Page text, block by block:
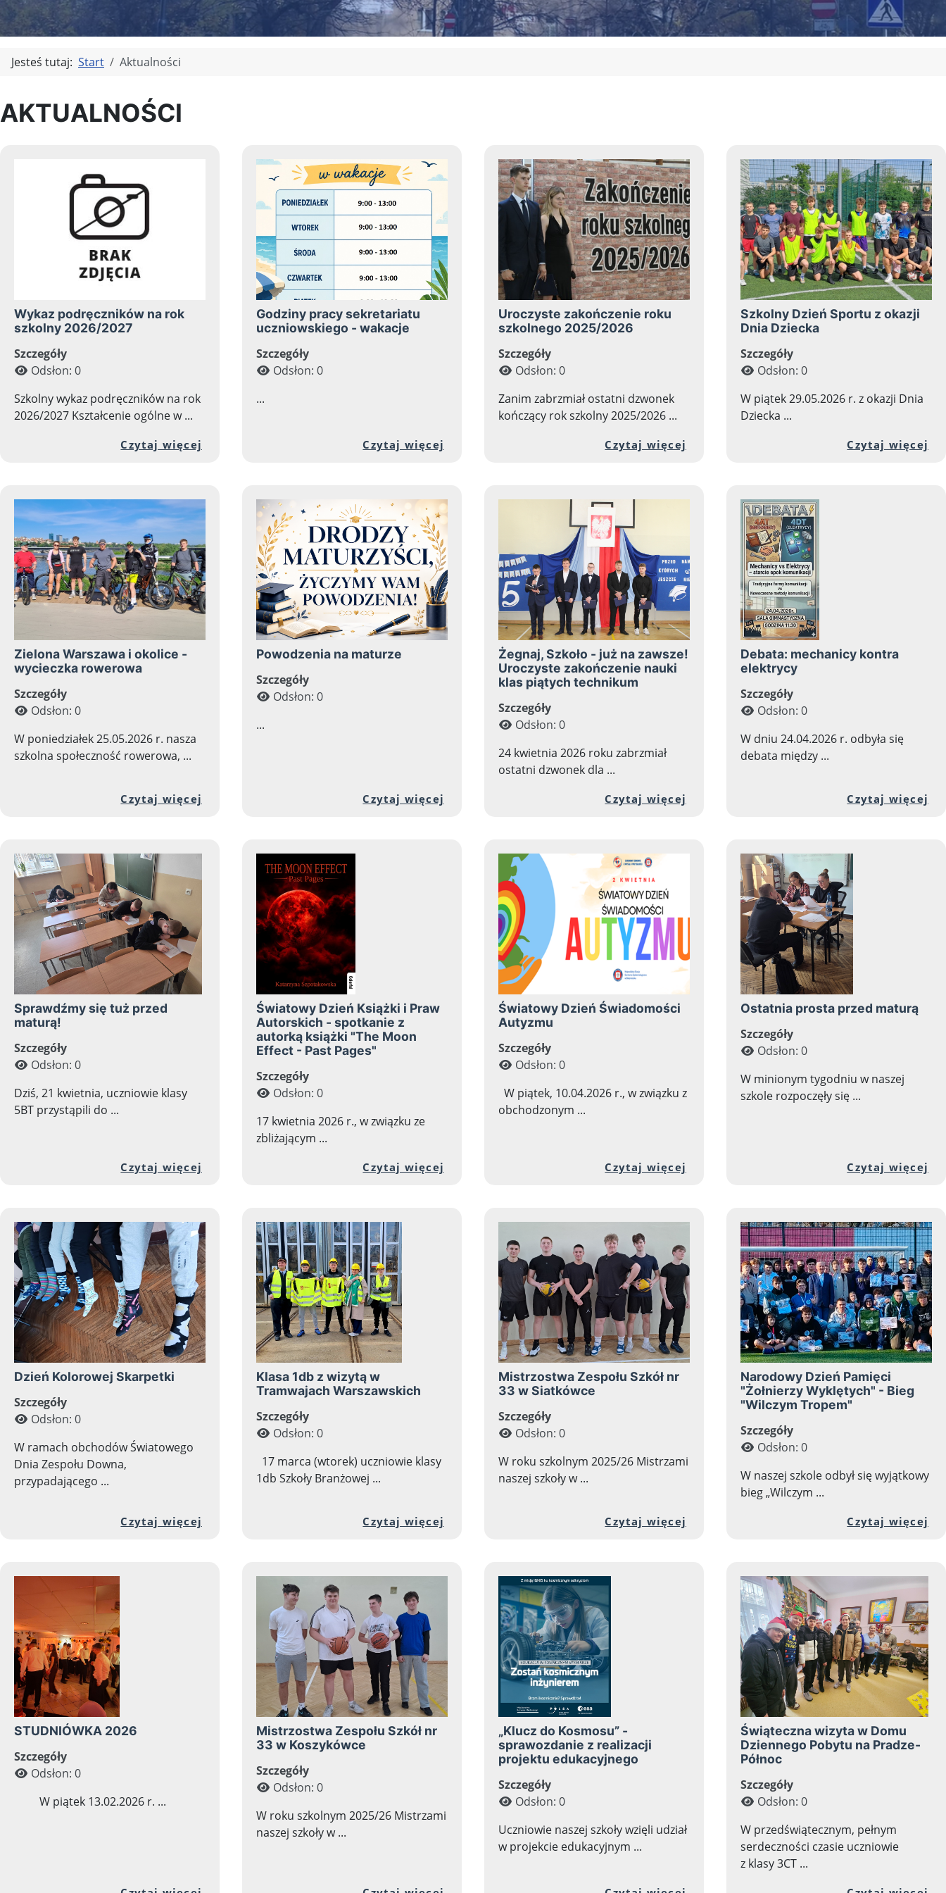
Jesteś tutaj: Start Aktualności
AKTUALNOŚCI
Wykaz podręczników na rok
szkolny 2026/2027
Szczegóły
Odsłon: 0
Szkolny wykaz podręczników na rok
2026/2027 Kształcenie ogólne w ...
Czytaj więcej Przejdź do pełnej zawartości artykułu: Wykaz podręczników na rok szkolny 2026/2027
Godziny pracy sekretariatu
uczniowskiego - wakacje
Szczegóły
Odsłon: 0
...
Czytaj więcej Przejdź do pełnej zawartości artykułu: Godziny pracy sekretariatu
Uroczyste zakończenie roku
szkolnego 2025/2026
Szczegóły
Odsłon: 0
Zanim zabrzmiał ostatni dzwonek
kończący rok szkolny 2025/2026 ...
Czytaj więcej Przejdź do pełnej zawartości artykułu:
Szkolny Dzień Sportu z okazji
Dnia Dziecka
Szczegóły
Odsłon: 0
W piątek 29.05.2026 r. z okazji Dnia
Dziecka ...
Czytaj więcej
Zielona Warszawa i okolice -
wycieczka rowerowa
Szczegóły
Odsłon: 0
W poniedziałek 25.05.2026 r. nasza
szkolna społeczność rowerowa, ...
Czytaj więcej Przejdź do pełnej zawartości artykułu: Zielona Warszawa i okolice - wycieczka rowerowa
Powodzenia na maturze
Szczegóły
Odsłon: 0
...
Czytaj więcej Przejdź do pełnej zawartości artykułu: Powodzenia na maturze
Żegnaj, Szkoło - już na zawsze!
Uroczyste zakończenie nauki
klas piątych technikum
Szczegóły
Odsłon: 0
24 kwietnia 2026 roku zabrzmiał
ostatni dzwonek dla ...
Czytaj więcej Przejdź do pełnej zawartości
Debata: mechanicy kontra
elektrycy
Szczegóły
Odsłon: 0
W dniu 24.04.2026 r. odbyła się
debata między ...
Czytaj więcej
Sprawdźmy się tuż przed
maturą!
Szczegóły
Odsłon: 0
Dziś, 21 kwietnia, uczniowie klasy
5BT przystąpili do ...
Czytaj więcej Przejdź do pełnej zawartości artykułu: Sprawdźmy się tuż przed maturą!
Światowy Dzień Książki i Praw
Autorskich - spotkanie z
autorką książki "The Moon
Effect - Past Pages"
Szczegóły
Odsłon: 0
17 kwietnia 2026 r., w związku ze
zbliżającym ...
Czytaj więcej Przejdź do pełnej zawartości artykułu: Światowy Dzień Książki i Praw
Światowy Dzień Świadomości
Autyzmu
Szczegóły
Odsłon: 0
W piątek, 10.04.2026 r., w związku z
obchodzonym ...
Czytaj więcej Przejdź do pełnej zawartości artykułu:
Ostatnia prosta przed maturą
Szczegóły
Odsłon: 0
W minionym tygodniu w naszej
szkole rozpoczęły się ...
Czytaj więcej
Dzień Kolorowej Skarpetki
Szczegóły
Odsłon: 0
W ramach obchodów Światowego
Dnia Zespołu Downa,
przypadającego ...
Czytaj więcej Przejdź do pełnej zawartości artykułu: Dzień Kolorowej Skarpetki
Klasa 1db z wizytą w
Tramwajach Warszawskich
Szczegóły
Odsłon: 0
17 marca (wtorek) uczniowie klasy
1db Szkoły Branżowej ...
Czytaj więcej Przejdź do pełnej zawartości artykułu: Klasa 1db z wizytą w Tramwajach
Mistrzostwa Zespołu Szkół nr
33 w Siatkówce
Szczegóły
Odsłon: 0
W roku szkolnym 2025/26 Mistrzami
naszej szkoły w ...
Czytaj więcej Przejdź do pełnej zawartości artykułu:
Narodowy Dzień Pamięci
"Żołnierzy Wyklętych" - Bieg
"Wilczym Tropem"
Szczegóły
Odsłon: 0
W naszej szkole odbył się wyjątkowy
bieg „Wilczym ...
Czytaj więcej
STUDNIÓWKA 2026
Szczegóły
Odsłon: 0
W piątek 13.02.2026 r. ...
Mistrzostwa Zespołu Szkół nr
33 w Koszykówce
Szczegóły
Odsłon: 0
W roku szkolnym 2025/26 Mistrzami
naszej szkoły w ...
„Klucz do Kosmosu” -
sprawozdanie z realizacji
projektu edukacyjnego
Szczegóły
Odsłon: 0
Uczniowie naszej szkoły wzięli udział
w projekcie edukacyjnym ...
Świąteczna wizyta w Domu
Dziennego Pobytu na Pradze-
Północ
Szczegóły
Odsłon: 0
W przedświątecznym, pełnym
serdeczności czasie uczniowie
z klasy 3CT ...